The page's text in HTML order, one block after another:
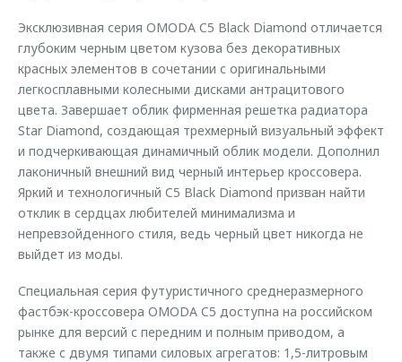
Эксклюзивная серия OMODA C5 Black Diamond отличается
глубоким черным цветом кузова без декоративных
красных элементов в сочетании с оригинальными
легкосплавными колесными дисками антрацитового
цвета. Завершает облик фирменная решетка радиатора
Star Diamond, создающая трехмерный визуальный эффект
и подчеркивающая динамичный облик модели. Дополнил
лаконичный внешний вид черный интерьер кроссовера.
Яркий и технологичный C5 Black Diamond призван найти
отклик в сердцах любителей минимализма и
непревзойденного стиля, ведь черный цвет никогда не
выйдет из моды.
Специальная серия футуристичного среднеразмерного
фастбэк-кроссовера OMODA C5 доступна на российском
рынке для версий с передним и полным приводом, а
также с двумя типами силовых агрегатов: 1,5-литровым